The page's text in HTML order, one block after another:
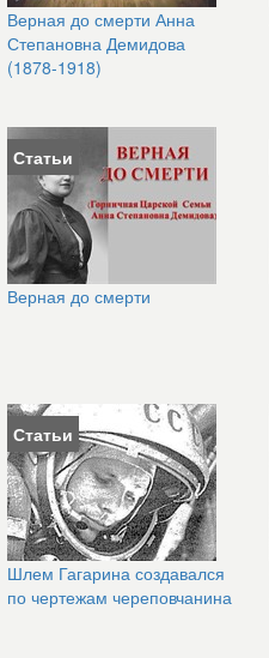
Верная до смерти Анна
Степановна Демидова
(1878-1918)
Статьи
Верная до смерти
Статьи
Шлем Гагарина создавался
по чертежам череповчанина